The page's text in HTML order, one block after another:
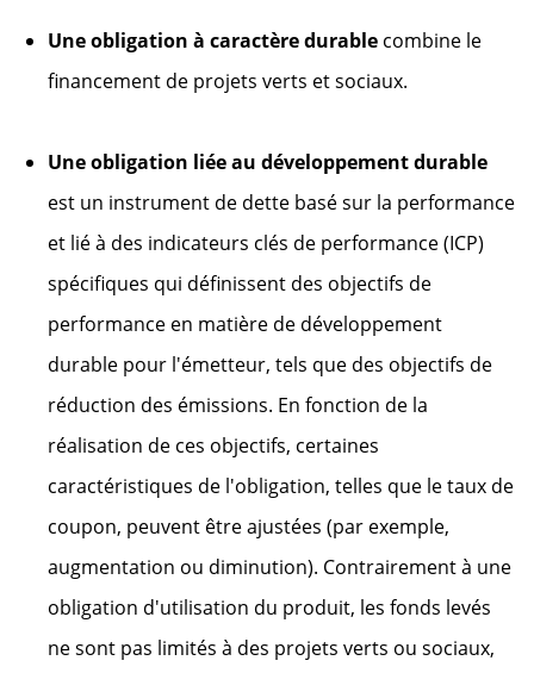
Une obligation à caractère durable combine le
financement de projets verts et sociaux.
Une obligation liée au développement durable
est un instrument de dette basé sur la performance
et lié à des indicateurs clés de performance (ICP)
spécifiques qui définissent des objectifs de
performance en matière de développement
durable pour l'émetteur, tels que des objectifs de
réduction des émissions. En fonction de la
réalisation de ces objectifs, certaines
caractéristiques de l'obligation, telles que le taux de
coupon, peuvent être ajustées (par exemple,
augmentation ou diminution). Contrairement à une
obligation d'utilisation du produit, les fonds levés
ne sont pas limités à des projets verts ou sociaux,